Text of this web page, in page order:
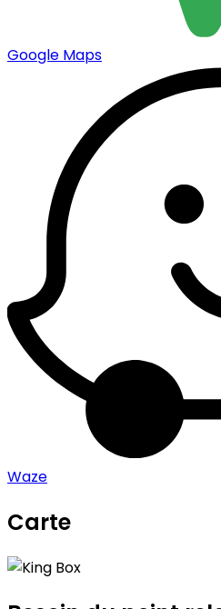
Google Maps
Waze
Carte
+